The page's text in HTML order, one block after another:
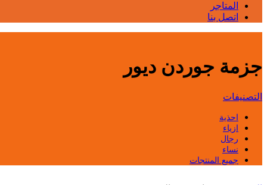
المتاجر
اتصل بنا
جزمة جوردن ديور
التصنيفات
احذية
ازياء
رجال
نساء
جميع المنتجات